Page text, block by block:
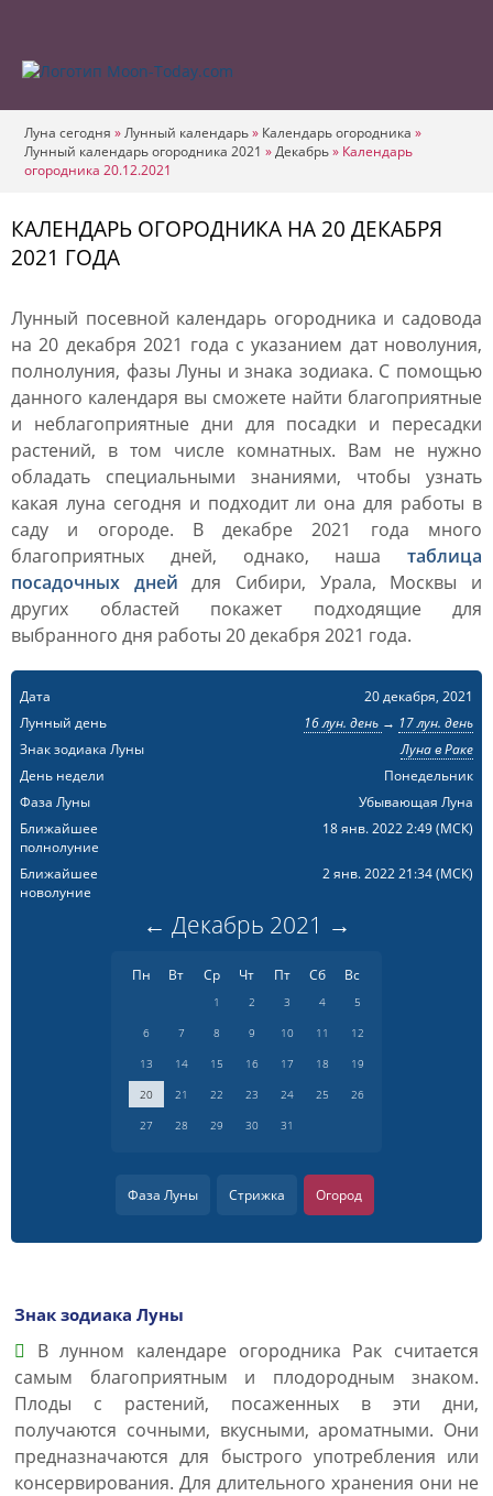
Луна сегодня »Лунный календарь» Календарь огородника »
Лунный календарь огородника 2021 »Декабрь» Календарь
огородника 20.12.2021
КАЛЕНДАРЬ ОГОРОДНИКА НА 20 ДЕКАБРЯ
2021 ГОДА
Лунный посевной календарь огородника и садовода
на 20 декабря 2021 года с указанием дат новолуния,
полнолуния, фазы Луны и знака зодиака. С помощью
данного календаря вы сможете найти благоприятные
и неблагоприятные дни для посадки и пересадки
растений, в том числе комнатных. Вам не нужно
обладать специальными знаниями, чтобы узнать
какая луна сегодня и подходит ли она для работы в
саду и огороде. В декабре 2021 года много
благоприятных дней, однако, наша таблица
посадочных дней для Сибири, Урала, Москвы и
других областей покажет подходящие для
выбранного дня работы 20 декабря 2021 года.
Дата
20 декабря, 2021
Лунный день
16 лун. день → 17 лун. день
Знак зодиака Луны
Луна в Раке
День недели
Понедельник
Фаза Луны
Убывающая Луна
Ближайшее
полнолуние
18 янв. 2022 2:49(МСК)
Ближайшее
новолуние
2 янв. 2022 21:34(МСК)
← Декабрь 2021 →
Пн Вт Ср Чт Пт Сб Вс
1 2 3 4
5
6
7 8 9 10 11
12
13
14 15 16 17 18
19
20
21 22 23 24 25
26
27
28 29 30 31
Фаза Луны Стрижка Огород
Знак зодиака Луны
В лунном календаре огородника Рак считается
самым благоприятным и плодородным знаком.
Плоды с растений, посаженных в эти дни,
получаются сочными, вкусными, ароматными. Они
предназначаются для быстрого употребления или
консервирования. Для длительного хранения они не